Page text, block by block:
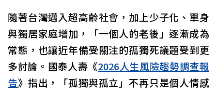
隨著台灣邁入超高齡社會，加上少子化、單身
與獨居家庭增加，「一個人的老後」逐漸成為
常態，也讓近年備受關注的孤獨死議題受到更
多討論。國泰人壽《2026人生風險趨勢調查報
告》指出，「孤獨與孤立」不再只是個人情感